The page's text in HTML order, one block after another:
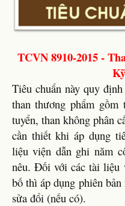
TCVN 8910-2015 -
Tiêu chuẩn này quy
than thương phẩm gồm
tuyển, than không phân
cần thiết khi áp dụng
liệu viện dẫn ghi năm
nêu. Đối với các tài liệu
bố thì áp dụng phiên
sửa đổi (nếu có).